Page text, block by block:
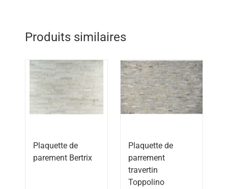
Produits similaires
Plaquette de
parement Bertrix
Plaquette de
parrement
travertin
Toppolino